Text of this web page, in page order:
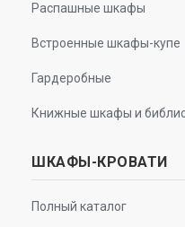
Распашные шкафы
Встроенные шкафы-купе
Гардеробные
Книжные шкафы и
ШКАФЫ-КРОВАТИ
Полный каталог